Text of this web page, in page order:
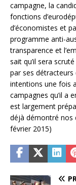
campagne, la
fonctions
d’économistes et
programme anti-
transparence et
sait qu’il sera
par ses détracteurs
intentions une fois
campagnes qu’il a
est largement
déjà démontré nos
février 2015)